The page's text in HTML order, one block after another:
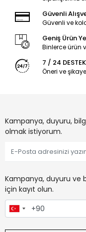
Güvenli
Güvenli ve
Geniş Ürün
Binlerce ürün
7 / 24 DESTEK
Öneri ve
Kampanya, duyuru,
olmak istiyorum.
Kampanya, duyuru ve
için kayıt olun.